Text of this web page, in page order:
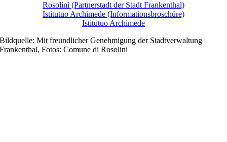
Rosolini (Partnerstadt der Stadt Frankenthal)
Istitutuo Archimede (Informationsbroschüre)
Istitutuo Archimede
Bildquelle: Mit freundlicher Genehmigung der Stadtverwaltung
Frankenthal, Fotos: Comune di Rosolini